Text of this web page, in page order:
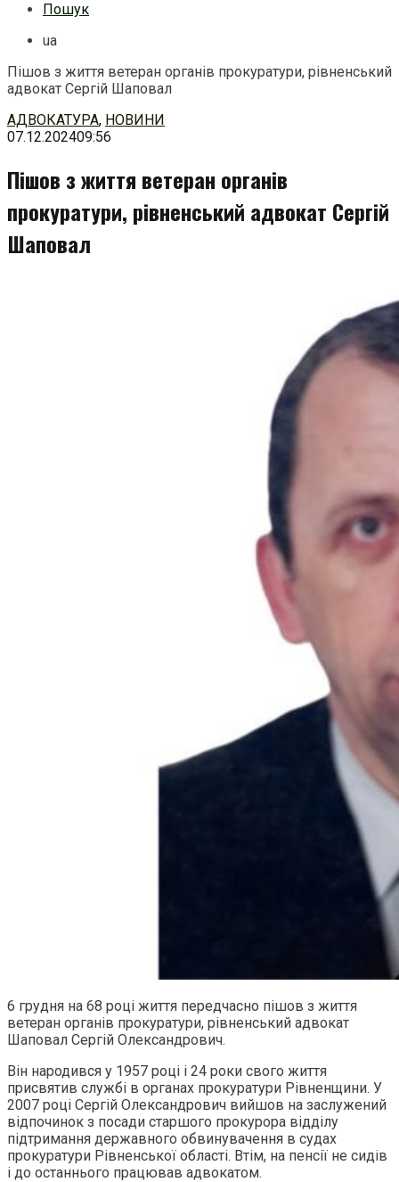
Пошук
ua
Пішов з життя ветеран органів прокуратури, рівненський
адвокат Сергій Шаповал
Перейти
до
АДВОКАТУРА, НОВИНИ
07.12.202409:56
Пішов з життя ветеран органів
прокуратури, рівненський адвокат Сергій
Шаповал
6 грудня на 68 році життя передчасно пішов з життя
ветеран органів прокуратури, рівненський адвокат
Шаповал Сергій Олександрович.
Він народився у 1957 році і 24 роки свого життя
присвятив службі в органах прокуратури Рівненщини. У
2007 році Сергій Олександрович вийшов на заслужений
відпочинок з посади старшого прокурора відділу
підтримання державного обвинувачення в судах
прокуратури Рівненської області. Втім, на пенсії не сидів
і до останнього працював адвокатом.